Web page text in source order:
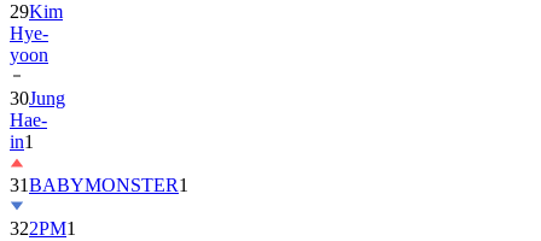
29Kim
Hye-
yoon
30Jung
Hae-
in1
31BABYMONSTER1
322PM1